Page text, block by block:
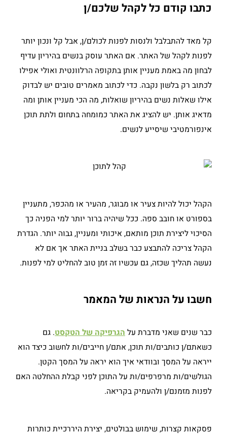
כתבו קודם כל לקהל שלכם/ן
קל מאד להתבלבל ולנסות לפנות לכולם/ן, אבל קל ונכון יותר
לפנות לקהל של האתר. אם האתר עוסק בנשים בהיריון עדיף
לבחון מה באמת מעניין אותן בתקופה הרלוונטית ואולי אפילו
לכתוב רק בלשון נקבה. כדי לכתוב מאמרים טובים יש לבדוק
אילו שאלות נשים בהיריון שואלות, מה הכי מעניין אותן ומה
מדאיג אותן. יש להציג את האתר כמומחה בתחום ולתת תוכן
אינפורמטיבי שיסייע לנשים.
הקהל יכול להיות צעיר או מבוגר, מהעיר או מהכפר, מתעניין
בספורט או חובב ספה. ככל שיהיה ברור יותר למי הפניה כך
הסיכוי ליצירת תוכן מותאם, איכותי ומעניין, גבוה יותר. הגדרת
הקהל צריכה להתבצע כבר בשלב בניית האתר אך אם לא
נעשה תהליך שכזה, גם עכשיו זה זמן טוב להחליט למי לפנות.
חשבו על הנראות של המאמר
כבר שנים שאני מדברת עלהגרפיקה של הטקסט. גם
כשאתם/ן כותבים/ות תוכן, אתם/ן חייבים/ות לחשוב כיצד הוא
ייראה על המסך ובוודאי איך הוא יראה על המסך הקטן.
הגולשים/ות מרפרפים/ות על התוכן לפני קבלת ההחלטה האם
לפנות מזמנם/ן ולהעמיק בקריאה.
פסקאות קצרות, שימוש בבולטים, יצירת היררכיית כותרות